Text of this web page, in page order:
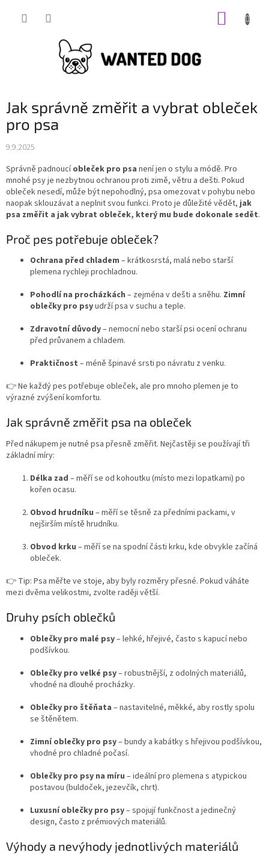
Jak správně změřit a vybrat obleček
pro psa
9.9.2025
Správně padnoucíobleček pro psa není jen o stylu a módě. Pro
mnohé psy je nezbytnou ochranou proti zimě, větru a dešti. Pokud
obleček nesedí, může být nepohodlný, psa omezovat v pohybu nebo
naopak sklouzávat a neplnit svou funkci. Proto je důležité vědět, jak
psa změřit a jak vybrat obleček, který mu bude dokonale sedět.
Proč pes potřebuje obleček?
Ochrana před chladem – krátkosrstá, malá nebo starší
plemena rychleji prochladnou.
Pohodlí na procházkách – zejména v dešti a sněhu. Zimní
oblečky pro psyudrží psa v suchu a teple.
Zdravotní důvody– nemocní nebo starší psi ocení ochranu
před průvanem a chladem.
Praktičnost – méně špinavé srsti po návratu z venku.
👉 Ne každý pes potřebuje obleček, ale pro mnoho plemen je to
výrazné zvýšení komfortu.
Jak správně změřit psa na obleček
Před nákupem je nutné psa přesně změřit. Nejčastěji se používají tři
základní míry:
Délka zad – měří se od kohoutku (místo mezi lopatkami) po
kořen ocasu.
Obvod hrudníku – měří se těsně za předními packami, v
nejširším místě hrudníku.
Obvod krku – měří se na spodní části krku, kde obvykle začíná
obleček.
👉 Tip: Psa měřte ve stoje, aby byly rozměry přesné. Pokud váháte
mezi dvěma velikostmi, zvolte raději větší.
Druhy psích oblečků
Oblečky pro malé psy– lehké, hřejivé, často s kapucí nebo
podšívkou.
Oblečky pro velké psy– robustnější, z odolných materiálů,
vhodné na dlouhé procházky.
Oblečky pro štěňata – nastavitelné, měkké, aby rostly spolu
se štěnětem.
Zimní oblečky pro psy– bundy a kabátky s hřejivou podšívkou,
vhodné pro chladné počasí.
Oblečky pro psy na míru – ideální pro plemena s atypickou
postavou (buldoček, jezevčík, chrt).
Luxusní oblečky pro psy– spojují funkčnost a jedinečný
design, často z prémiových materiálů.
Výhody a nevýhody jednotlivých materiálů